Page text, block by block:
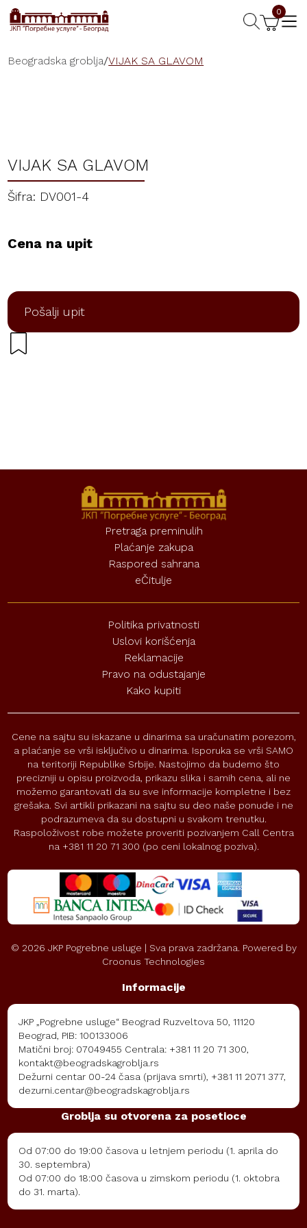
0
Beogradska groblja/VIJAK SA GLAVOM
VIJAK SA GLAVOM
Šifra: DV001-4
Cena na upit
Pošalji upit
Pretraga preminulih
Plaćanje zakupa
Raspored sahrana
eČitulje
Politika privatnosti
Uslovi korišćenja
Reklamacije
Pravo na odustajanje
Kako kupiti
Cene na sajtu su iskazane u dinarima sa uračunatim porezom,
a plaćanje se vrši isključivo u dinarima. Isporuka se vrši SAMO
na teritoriji Republike Srbije. Nastojimo da budemo što
precizniji u opisu proizvoda, prikazu slika i samih cena, ali ne
možemo garantovati da su sve informacije kompletne i bez
grešaka. Svi artikli prikazani na sajtu su deo naše ponude i ne
podrazumeva da su dostupni u svakom trenutku.
Raspoloživost robe možete proveriti pozivanjem Call Centra
na +381 11 20 71 300 (po ceni lokalnog poziva).
© 2026 JKP Pogrebne usluge | Sva prava zadržana. Powered by
Croonus Technologies
Informacije
JKP „Pogrebne usluge“ Beograd Ruzveltova 50, 11120
Beograd, PIB: 100133006
Matični broj: 07049455 Centrala: +381 11 20 71 300,
kontakt@beogradskagroblja.rs
Dežurni centar 00-24 časa (prijava smrti), +381 11 2071 377,
dezurni.centar@beogradskagroblja.rs
Groblja su otvorena za posetioce
Od 07:00 do 19:00 časova u letnjem periodu (1. aprila do
30. septembra)
Od 07:00 do 18:00 časova u zimskom periodu (1. oktobra
do 31. marta).